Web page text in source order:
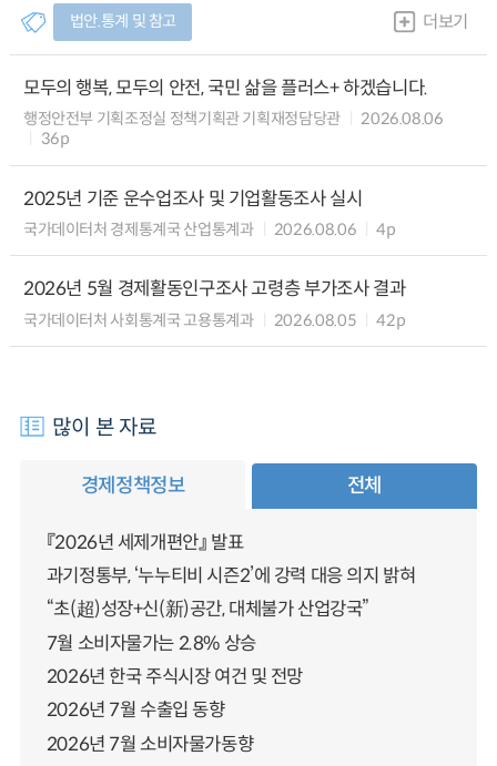
법안.통계 및 참고 더보기
모두의 행복, 모두의 안전, 국민 삶을 플러스+ 하겠습니다.
행정안전부 기획조정실 정책기획관 기획재정담당관
2026.08.06
36p
2025년 기준 운수업조사 및 기업활동조사 실시
국가데이터처 경제통계국 산업통계과 2026.08.06 4p
2026년 5월 경제활동인구조사 고령층 부가조사 결과
국가데이터처 사회통계국 고용통계과 2026.08.05 42p
많이 본 자료
경제정책정보 전체
『2026년 세제개편안』 발표
과기정통부, ‘누누티비 시즌2’에 강력 대응 의지 밝혀
“초(超)성장+신(新)공간, 대체불가 산업강국”
7월 소비자물가는 2.8% 상승
2026년 한국 주식시장 여건 및 전망
2026년 7월 수출입 동향
2026년 7월 소비자물가동향